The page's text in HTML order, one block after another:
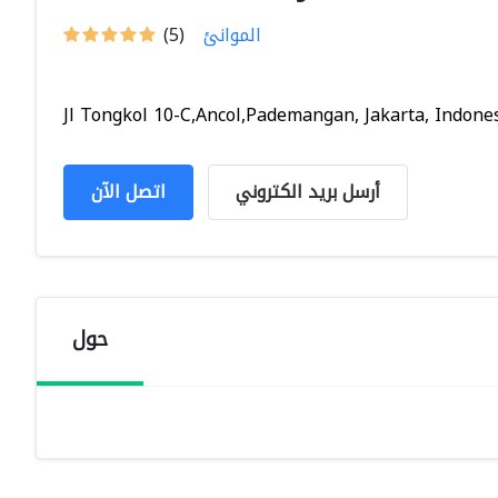
(5) الموانئ
Jl Tongkol 10-C,Ancol,Pademangan, Jakarta,
اتصل الآن أرسل بريد الكتروني
حول